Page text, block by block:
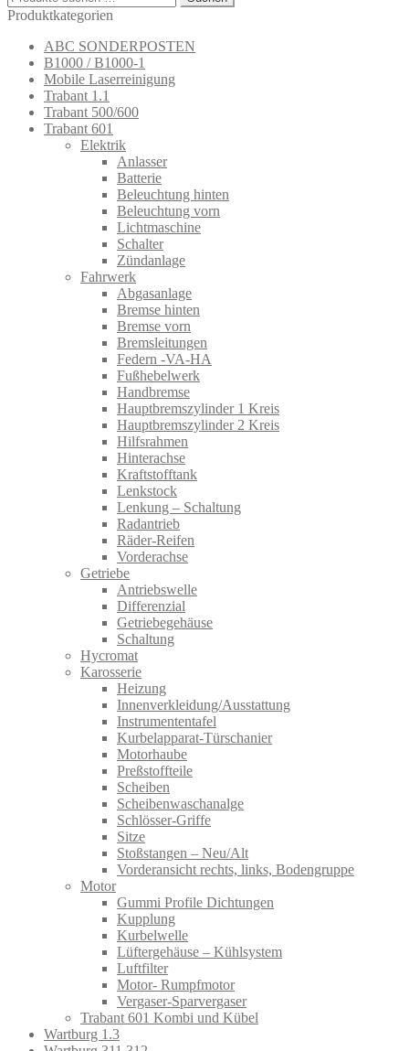
nach:
Produktkategorien
ABC SONDERPOSTEN
B1000 / B1000-1
Mobile Laserreinigung
Trabant 1.1
Trabant 500/600
Trabant 601
Elektrik
Anlasser
Batterie
Beleuchtung hinten
Beleuchtung vorn
Lichtmaschine
Schalter
Zündanlage
Fahrwerk
Abgasanlage
Bremse hinten
Bremse vorn
Bremsleitungen
Federn -VA-HA
Fußhebelwerk
Handbremse
Hauptbremszylinder 1 Kreis
Hauptbremszylinder 2 Kreis
Hilfsrahmen
Hinterachse
Kraftstofftank
Lenkstock
Lenkung – Schaltung
Radantrieb
Räder-Reifen
Vorderachse
Getriebe
Antriebswelle
Differenzial
Getriebegehäuse
Schaltung
Hycromat
Karosserie
Heizung
Innenverkleidung/Ausstattung
Instrumententafel
Kurbelapparat-Türschanier
Motorhaube
Preßstoffteile
Scheiben
Scheibenwaschanalge
Schlösser-Griffe
Sitze
Stoßstangen – Neu/Alt
Vorderansicht rechts, links, Bodengruppe
Motor
Gummi Profile Dichtungen
Kupplung
Kurbelwelle
Lüftergehäuse – Kühlsystem
Luftfilter
Motor- Rumpfmotor
Vergaser-Sparvergaser
Trabant 601 Kombi und Kübel
Wartburg 1.3